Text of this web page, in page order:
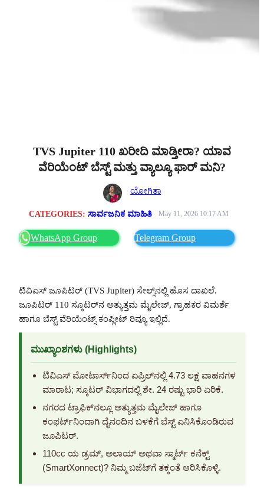
TVS Jupiter 110 ಖರೀದಿ ಮಾಡ್ತೀರಾ? ಯಾವ
ವೆರಿಯೆಂಟ್ ಬೆಸ್ಟ್ ಮತ್ತು ವ್ಯಾಲ್ಯೂ ಫಾರ್ ಮನಿ?
ಯೋಗಿತಾ
CATEGORIES:ಸಾರ್ವಜನಿಕ ಮಾಹಿತಿ May 11, 2026 10:17 AM
WhatsApp Group Telegram Group
ಟಿವಿಎಸ್ ಜೂಪಿಟರ್ (TVS Jupiter) ಸೇಲ್ಸ್‌ನಲ್ಲಿ ಹೊಸ ದಾಖಲೆ.
ಜೂಪಿಟರ್ 110 ಸ್ಕೂಟರ್‌ನ ಅತ್ಯುತ್ತಮ ಮೈಲೇಜ್, ಗ್ರಾಹಕರ ವಿಮರ್ಶೆ
ಹಾಗೂ ಬೆಸ್ಟ್ ವೆರಿಯೆಂಟ್ಸ್ ಕಂಪ್ಲೀಟ್ ರಿವ್ಯೂ ಇಲ್ಲಿದೆ.
ಮುಖ್ಯಾಂಶಗಳು (Highlights)
ಟಿವಿಎಸ್ ಮೋಟಾರ್ಸ್‌ನಿಂದ ಏಪ್ರಿಲ್‌ನಲ್ಲಿ 4.73 ಲಕ್ಷ ವಾಹನಗಳ
ಮಾರಾಟ; ಸ್ಕೂಟರ್ ವಿಭಾಗದಲ್ಲಿ ಶೇ. 24 ರಷ್ಟು ಭಾರಿ ಏರಿಕೆ.
ನಗರದ ಟ್ರಾಫಿಕ್‌ನಲ್ಲೂ ಅತ್ಯುತ್ತಮ ಮೈಲೇಜ್ ಹಾಗೂ
ಕಂಫರ್ಟ್‌ನಿಂದಾಗಿ ದೈನಂದಿನ ಬಳಕೆಗೆ ಬೆಸ್ಟ್ ಎನಿಸಿಕೊಂಡಿರುವ
ಜೂಪಿಟರ್.
110cc ಯ ಡ್ರಮ್, ಅಲಾಯ್ ಅಥವಾ ಸ್ಮಾರ್ಟ್ ಕನೆಕ್ಟ್
(SmartXonnect)? ನಿಮ್ಮ ಬಜೆಟ್‌ಗೆ ತಕ್ಕಂತೆ ಆರಿಸಿಕೊಳ್ಳಿ.